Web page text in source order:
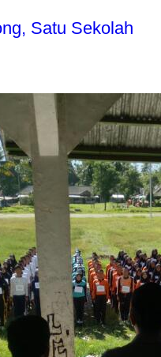
Satu Sekolah